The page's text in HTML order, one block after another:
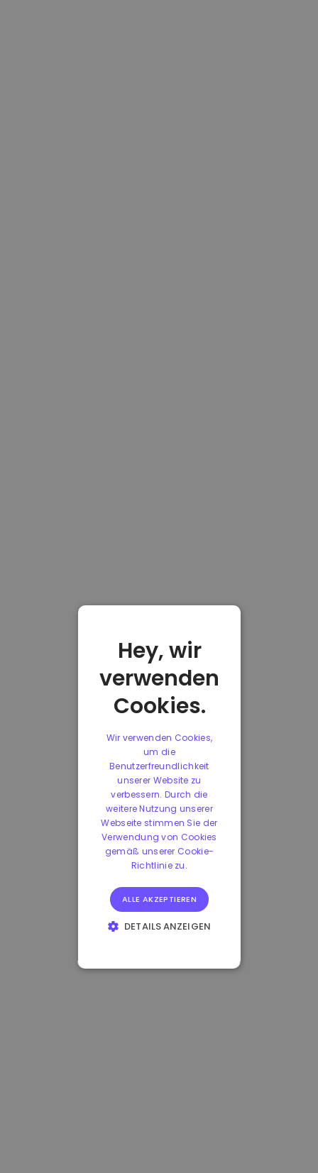
Hey, wir
verwenden
Cookies.
Wir verwenden Cookies,
um die
Benutzerfreundlichkeit
unserer Website zu
verbessern. Durch die
weitere Nutzung unserer
Webseite stimmen Sie der
Verwendung von Cookies
gemäß unserer Cookie-
Richtlinie zu.
ALLE AKZEPTIEREN
DETAILS ANZEIGEN